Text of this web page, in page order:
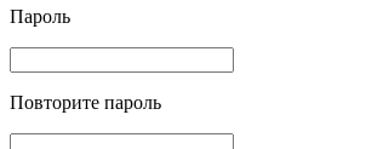
Пароль
Повторите пароль